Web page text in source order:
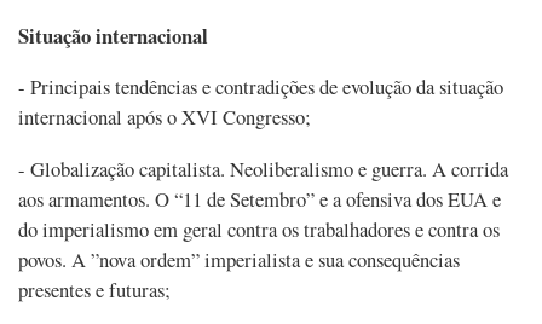
Situação internacional
- Principais tendências e contradições de evolução da situação
internacional após o XVI Congresso;
- Globalização capitalista. Neoliberalismo e guerra. A corrida
aos armamentos. O “11 de Setembro” e a ofensiva dos EUA e
do imperialismo em geral contra os trabalhadores e contra os
povos. A ”nova ordem” imperialista e sua consequências
presentes e futuras;